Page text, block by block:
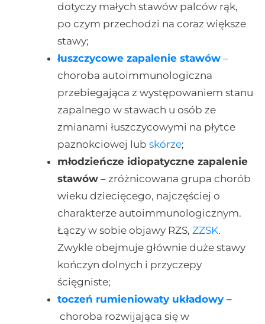
dotyczy małych stawów palców rąk,
po czym przechodzi na coraz większe
stawy;
łuszczycowe zapalenie stawów–
choroba autoimmunologiczna
przebiegająca z występowaniem stanu
zapalnego w stawach u osób ze
zmianami łuszczycowymi na płytce
paznokciowej lub skórze;
młodzieńcze idiopatyczne zapalenie
stawów– zróżnicowana grupa chorób
wieku dziecięcego, najczęściej o
charakterze autoimmunologicznym.
Łączy w sobie objawy RZS, ZZSK.
Zwykle obejmuje głównie duże stawy
kończyn dolnych i przyczepy
ścięgniste;
toczeń rumieniowaty układowy–
choroba rozwijająca się w